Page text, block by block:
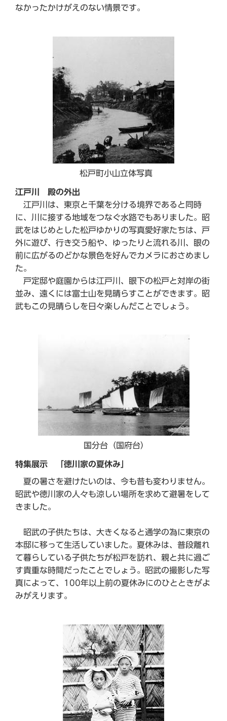
なかったかけがえのない情景です。
松戸町小山立体写真
江戸川 殿の外出
江戸川は、東京と千葉を分ける境界であると同時
に、川に接する地域をつなぐ水路でもありました。昭
武をはじめとした松戸ゆかりの写真愛好家たちは、戸
外に遊び、行き交う船や、ゆったりと流れる川、眼の
前に広がるのどかな景色を好んでカメラにおさめまし
た。
戸定邸や庭園からは江戸川、眼下の松戸と対岸の街
並み、遠くには富士山を見晴らすことができます。昭
武もこの見晴らしを日々楽しんだことでしょう。
国分台（国府台）
特集展示 「徳川家の夏休み」
夏の暑さを避けたいのは、今も昔も変わりません。
昭武や徳川家の人々も涼しい場所を求めて避暑をして
きました。
昭武の子供たちは、大きくなると通学の為に東京の
本邸に移って生活していました。夏休みは、普段離れ
て暮らしている子供たちが松戸を訪れ、親と共に過ご
す貴重な時間だったことでしょう。昭武の撮影した写
真によって、100年以上前の夏休みにのひとときがよ
みがえります。